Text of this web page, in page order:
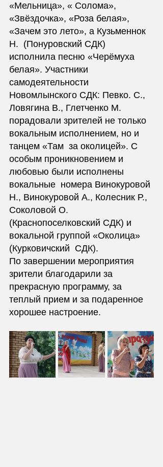
«Мельница», « Солома»,
«Звёздочка», «Роза белая»,
«Зачем это лето», а Кузьменнок
Н.  (Понуровский СДК)
исполнила песню «Черёмуха
белая». Участники
самодеятельности
Новомлынского СДК: Певко. С.,
Ловягина В., Глетченко М.
порадовали зрителей не только
вокальным исполнением, но и
танцем «Там  за околицей». С
особым проникновением и
любовью были исполнены
вокальные  номера Винокуровой
Н., Винокуровой А., Колесник Р.,
Соколовой О.
(Краснопоселковский СДК) и
вокальной группой «Околица»
(Курковичский  СДК).
По завершении мероприятия
зрители благодарили за
прекрасную программу, за
теплый прием и за подаренное
хорошее настроение.